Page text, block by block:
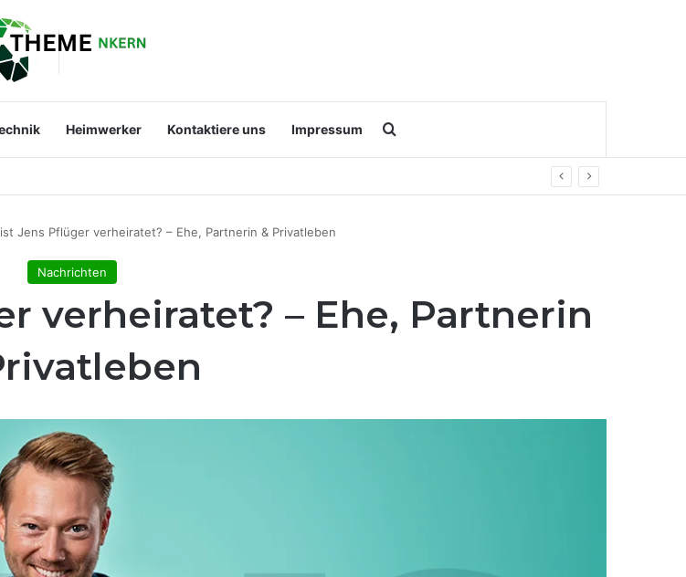
Heimwerker Kontaktiere uns Impressum Search for
Jens Pflüger verheiratet? – Ehe, Partnerin & Privatleben
Nachrichten
verheiratet? – Ehe, Partnerin